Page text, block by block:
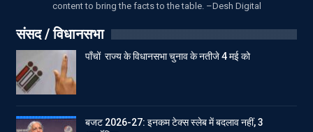
content to bring the facts to the table. –Desh Digital
संसद / विधानसभा
पाँचों राज्य के विधानसभा चुनाव के नतीजे 4 मई को
बजट 2026-27: इनकम टेक्स स्लेब में बदलाव नहीं, 3